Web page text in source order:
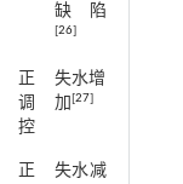
缺陷
[26]
正
调
控
失水增
加
[27]
正
失水减